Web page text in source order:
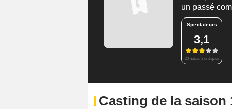
un passé
Spectateurs
3,1
20 notes, 3 critiques
Casting de la saison